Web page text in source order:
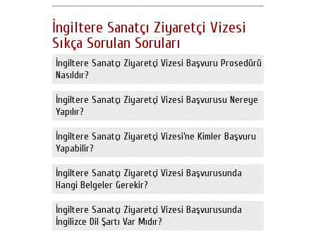
İngiltere Sanatçı Ziyaretçi Vizesi
Sıkça Sorulan Soruları
İngiltere Sanatçı Ziyaretçi Vizesi Başvuru Prosedürü
Nasıldır?
İngiltere Sanatçı Ziyaretçi Vizesi Başvurusu Nereye
Yapılır?
İngiltere Sanatçı Ziyaretçi Vizesi’ne Kimler Başvuru
Yapabilir?
İngiltere Sanatçı Ziyaretçi Vizesi Başvurusunda
Hangi Belgeler Gerekir?
İngiltere Sanatçı Ziyaretçi Vizesi Başvurusunda
İngilizce Dil Şartı Var Mıdır?